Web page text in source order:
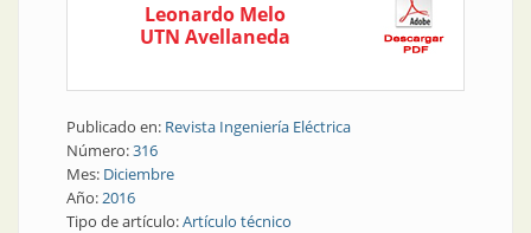
Leonardo Melo
UTN Avellaneda
Publicado en: Revista Ingeniería Eléctrica
Número:316
Mes: Diciembre
Año:2016
Tipo de artículo:Artículo técnico